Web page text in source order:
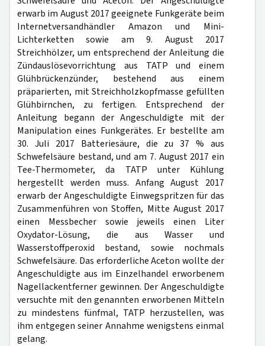
erwarb im August 2017 geeignete Funkgeräte beim
Internetversandhändler Amazon und Mini-
Lichterketten sowie am 9. August 2017
Streichhölzer, um entsprechend der Anleitung die
Zündauslösevorrichtung aus TATP und einem
Glühbrückenzünder, bestehend aus einem
präparierten, mit Streichholzkopfmasse gefüllten
Glühbirnchen, zu fertigen. Entsprechend der
Anleitung begann der Angeschuldigte mit der
Manipulation eines Funkgerätes. Er bestellte am
30. Juli 2017 Batteriesäure, die zu 37 % aus
Schwefelsäure bestand, und am 7. August 2017 ein
Tee-Thermometer, da TATP unter Kühlung
hergestellt werden muss. Anfang August 2017
erwarb der Angeschuldigte Einwegspritzen für das
Zusammenführen von Stoffen, Mitte August 2017
einen Messbecher sowie jeweils einen Liter
Oxydator-Lösung, die aus Wasser und
Wasserstoffperoxid bestand, sowie nochmals
Schwefelsäure. Das erforderliche Aceton wollte der
Angeschuldigte aus im Einzelhandel erworbenem
Nagellackentferner gewinnen. Der Angeschuldigte
versuchte mit den genannten erworbenen Mitteln
zu mindestens fünfmal, TATP herzustellen, was
ihm entgegen seiner Annahme wenigstens einmal
gelang.